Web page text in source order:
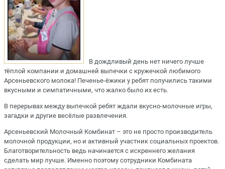
В дождливый день нет ничего лучше
тёплой компании и домашней выпечки с кружечкой любимого
Арсеньевского молока! Печенье-ёжики у ребят получились такими
вкусными и симпатичными, что жалко было их есть.
В перерывах между выпечкой ребят ждали вкусно-молочные игры,
загадки и другие весёлые развлечения.
Арсеньевский Молочный Комбинат – это не просто производитель
молочной продукции, но и активный участник социальных проектов.
Благотворительность ведь начинается с искреннего желания
сделать мир лучше. Именно поэтому сотрудники Комбината